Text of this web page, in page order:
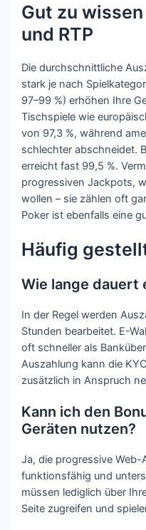
Gut zu
und RTP
Die durchschnittliche
stark je nach
97–99 %) erhöhen Ihre
Tischspiele wie
von 97,3 %, während
schlechter abschneidet.
erreicht fast 99,5 %.
progressiven Jackpots,
wollen – sie zählen oft
Poker ist ebenfalls eine
Häufig
Wie lange dauert
In der Regel werden
Stunden bearbeitet. E-
oft schneller als
Auszahlung kann die
zusätzlich in Anspruch
Kann ich den
Geräten nutzen?
Ja, die progressive Web-
funktionsfähig und
müssen lediglich über
Seite zugreifen und